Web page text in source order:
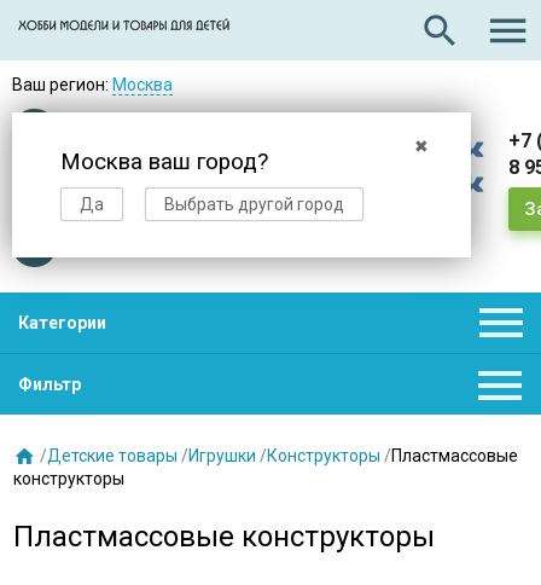
search 
Ваш регион: Москва
✖
Москва ваш город?
Да Выбрать другой город
Доставкав день заказа
+7
8
Категории 
Фильтр 
 /Детские товары /Игрушки /Конструкторы /Пластмассовые
конструкторы
Пластмассовые конструкторы